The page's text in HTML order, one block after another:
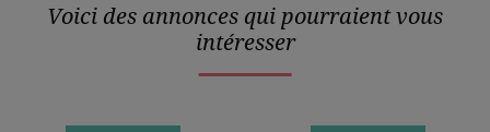
Voici des annonces qui pourraient vous
intéresser